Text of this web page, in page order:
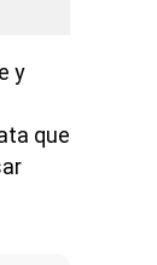
y
que